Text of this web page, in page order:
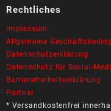
Rechtliches
Impressum
Allgemeine
Datenschutzerklärung
Datenschutz für Social-
Barrierefreiheitserklärung
Partner
* Versandkostenfrei